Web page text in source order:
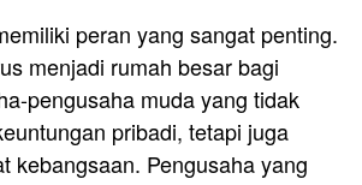
peran yang sangat penting.
menjadi rumah besar bagi
pengusaha muda yang tidak
pribadi, tetapi juga
kebangsaan. Pengusaha yang